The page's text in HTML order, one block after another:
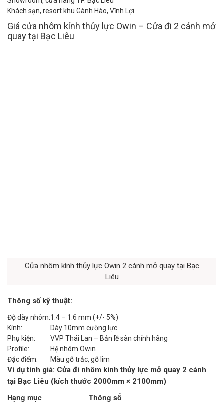
Khách sạn, resort khu Gành Hào, Vĩnh Lợi
Giá cửa nhôm kính thủy lực Owin – Cửa đi 2 cánh mở
quay tại Bạc Liêu
Cửa nhôm kính thủy lực Owin 2 cánh mở quay tại Bạc
Liêu
Thông số kỹ thuật:
Độ dày nhôm:1.4 – 1.6 mm (+/- 5%)
Kính:
Dày 10mm cường lực
Phụ kiện:
VVP Thái Lan – Bản lề sàn chính hãng
Profile:
Hệ nhôm Owin
Đặc điểm:
Màu gỗ trắc, gỗ lim
Ví dụ tính giá: Cửa đi nhôm kính thủy lực mở quay 2 cánh
tại Bạc Liêu (kích thước 2000mm × 2100mm)
Hạng mục Thông số